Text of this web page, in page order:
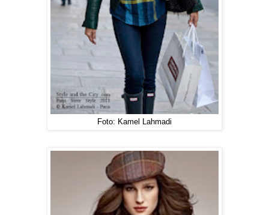
Foto: Kamel Lahmadi